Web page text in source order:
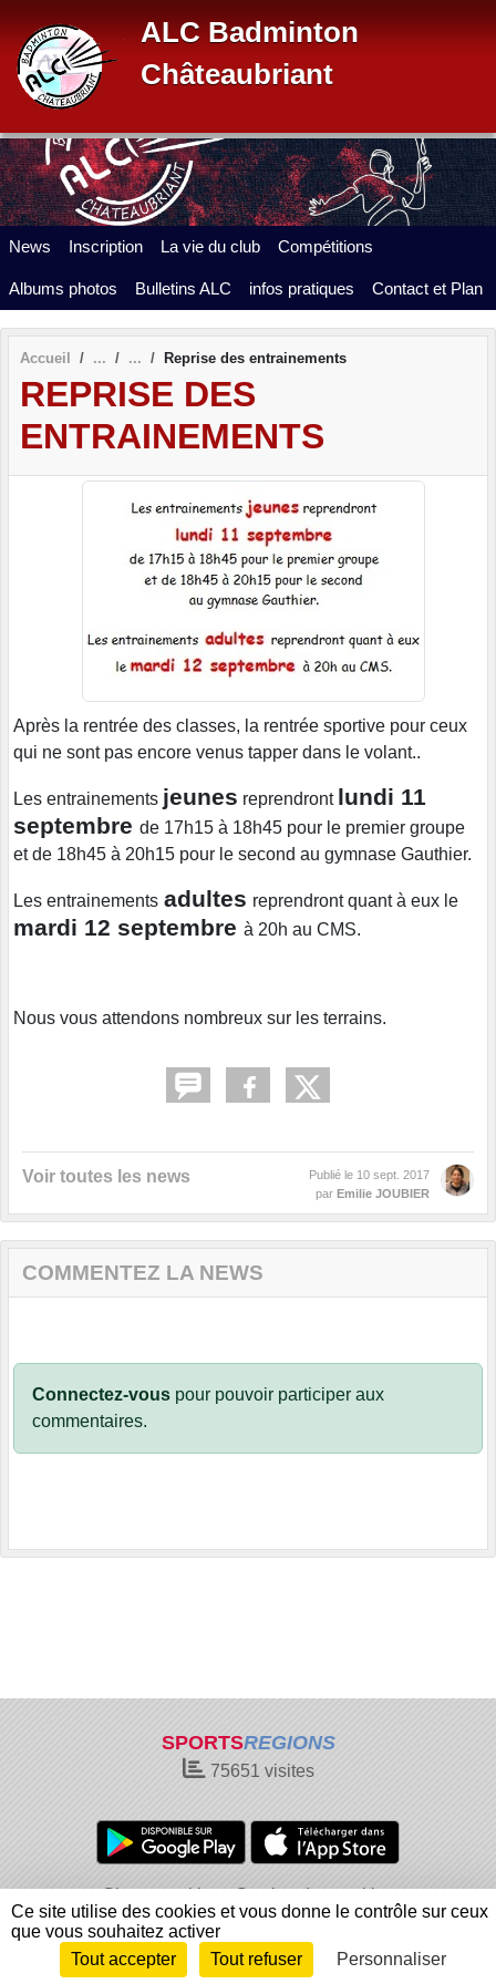
ALC Badminton
Châteaubriant
News Inscription La vie du club Compétitions
Albums photos Bulletins ALC infos pratiques Contact et Plan
Accueil Reprise des entrainements
REPRISE DES
ENTRAINEMENTS
Après la rentrée des classes, la rentrée sportive pour ceux
qui ne sont pas encore venus tapper dans le volant..
Les entrainements jeunes reprendront lundi 11
septembre de 17h15 à 18h45 pour le premier groupe
et de 18h45 à 20h15 pour le second au gymnase Gauthier.
Les entrainements adultes reprendront quant à eux le
mardi 12 septembre à 20h au CMS.
Nous vous attendons nombreux sur les terrains.
Voir toutes les news Publié le 10 sept. 2017
par Emilie JOUBIER
COMMENTEZ LA NEWS
Connectez-vous pour pouvoir participer aux
commentaires.
SPORTSREGIONS
75651 visites
Charte cookies
Gestion des cookies
Informations légales
Signaler un contenu inapproprié
Envie de participer ? Connexion
Ce site utilise des cookies et vous donne le contrôle sur ceux
que vous souhaitez activer
Tout accepter
Tout refuser Personnaliser